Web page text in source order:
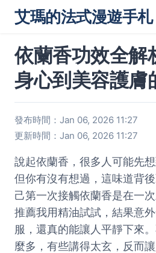
艾瑪的法式漫遊手札
依蘭香功效全解
身心到美容護膚
發布時間：Jan 06, 2026 11:27
更新時間：Jan 06, 2026 11:27
說起依蘭香，很多人可能先
但你有沒有想過，這味道背
己第一次接觸依蘭香是在一
推薦我用精油試試，結果意
服，還真的能讓人平靜下來
麼多，有些講得太玄，反而